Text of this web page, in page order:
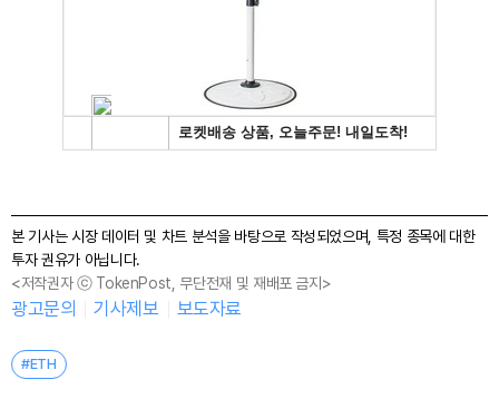
본 기사는 시장 데이터 및 차트 분석을 바탕으로 작성되었으며, 특정 종목에 대한
투자 권유가 아닙니다.
<저작권자 ⓒ TokenPost, 무단전재 및 재배포 금지>
광고문의 기사제보 보도자료
#ETH